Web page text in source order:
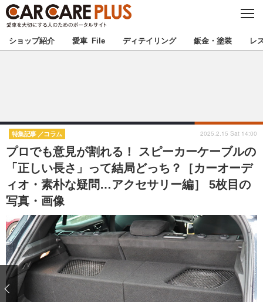
C
S
E
★カーケアプラス認定★ 厳選プロショップを地域から探す
甲信越 北陸
東海 関西
中国 四国
九州 沖縄
注目の記事
ショップレポート 愛車 File
自動車豆知識 ストップ！不具合修理＆粗悪修理
ディテイリング
ディテイリング 洗車
鈑金・塗装
ショップ紹介 愛車 File ディテイリング 鈑金・塗装 レ
プロでも意見が割れる！ スピーカーケーブルの
「正しい長さ」って結局どっち？［カーオーデ
ィオ・素朴な疑問…アクセサリー編］ 5枚目の
写真・画像
特集記事 コラム 2025.2.15 Sat 14:00